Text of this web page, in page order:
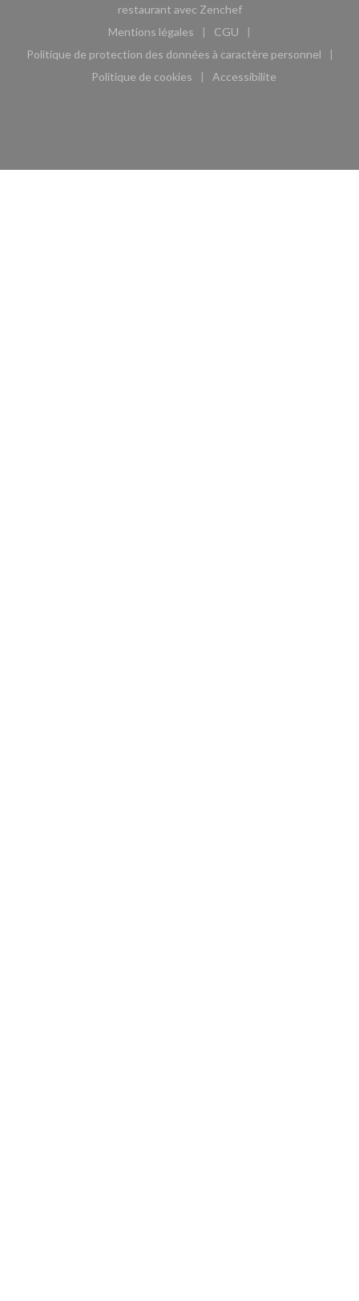
restaurant avec Zenchef((ouvre une nouvelle
Mentions légales
((ouvre une nouvelle fenêtre))
CGU
((ouvre une nouvelle
Politique de protection des données à caractère personnel
((ouvre une nouvelle fenêtre))
Politique de cookies
((ouvre une nouvelle fenêtre))
Accessibilite